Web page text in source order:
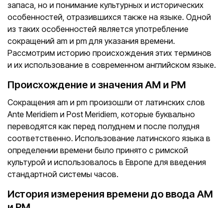
запаса, но и понимание культурных и исторических
особенностей, отразившихся также на языке. Одной
из таких особенностей является употребление
сокращений am и pm для указания времени.
Рассмотрим историю происхождения этих терминов
и их использование в современном английском языке.
Происхождение и значения AM и PM
Сокращения am и pm произошли от латинских слов
Ante Meridiem и Post Meridiem, которые буквально
переводятся как перед полуднем и после полудня
соответственно. Использование латинского языка в
определении времени было принято с римской
культурой и использовалось в Европе для введения
стандартной системы часов.
История измерения времени до ввода AM